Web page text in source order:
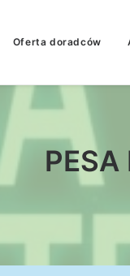
Oferta doradców